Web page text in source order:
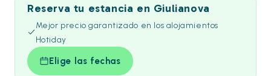
Reserva tu estancia en Giulianova
Mejor precio garantizado en los alojamientos
Hotiday
Elige las fechas